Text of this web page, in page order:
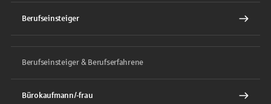
Berufseinsteiger
Berufseinsteiger & Berufserfahrene
Bürokaufmann/-frau